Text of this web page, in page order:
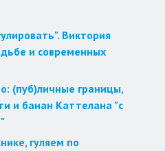
Виктория
и современных
(пуб)личные границы,
и банан Каттелана "с
гуляем по